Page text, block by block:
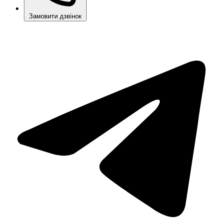
Замовити дзвінок